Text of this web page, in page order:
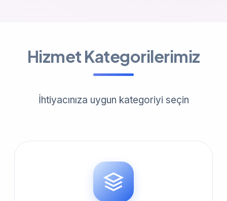
Hizmet Kategorilerimiz
İhtiyacınıza uygun kategoriyi seçin